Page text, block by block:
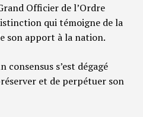
Officier de l’Ordre
qui témoigne de la
son apport à la nation.
consensus s’est dégagé
et de perpétuer son